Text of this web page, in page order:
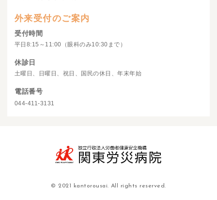
外来受付のご案内
受付時間
平日8:15～11:00（眼科のみ10:30まで）
休診日
土曜日、日曜日、祝日、国民の休日、年末年始
電話番号
044-411-3131
© 2021 kantorousai. All rights reserved.